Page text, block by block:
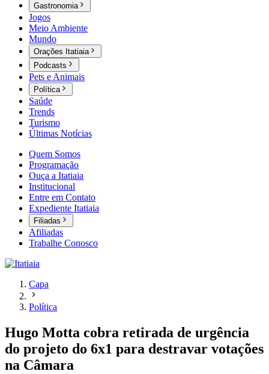
Gastronomia
Jogos
Meio Ambiente
Mundo
Orações Itatiaia
Podcasts
Pets e Animais
Política
Saúde
Trends
Turismo
Últimas Notícias
Quem Somos
Programação
Ouça a Itatiaia
Institucional
Entre em Contato
Expediente Itatiaia
Filiadas
Afiliadas
Trabalhe Conosco
Capa
Política
Hugo Motta cobra retirada de urgência
do projeto do 6x1 para destravar votações
na Câmara